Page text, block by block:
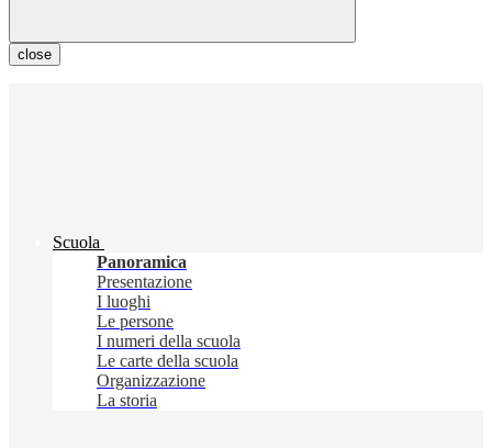
close
Scuola
Panoramica
Presentazione
I luoghi
Le persone
I numeri della scuola
Le carte della scuola
Organizzazione
La storia